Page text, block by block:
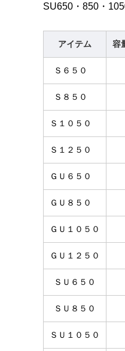
SU650・850・
アイテム 容
Ｓ６５０
Ｓ８５０
Ｓ１０５０
Ｓ１２５０
ＧＵ６５０
ＧＵ８５０
ＧＵ１０５０
ＧＵ１２５０
ＳＵ６５０
ＳＵ８５０
ＳＵ１０５０